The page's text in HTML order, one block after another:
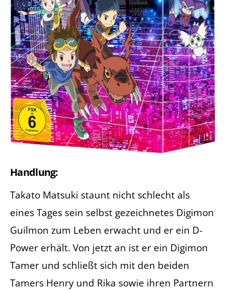
Handlung:
Takato Matsuki staunt nicht schlecht als
eines Tages sein selbst gezeichnetes Digimon
Guilmon zum Leben erwacht und er ein D-
Power erhält. Von jetzt an ist er ein Digimon
Tamer und schließt sich mit den beiden
Tamers Henry und Rika sowie ihren Partnern